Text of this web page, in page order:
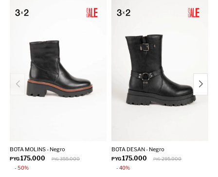
BOTA MOLINS - Negro
PYG175.000 PYG 355.000
50
BOTA DESAN - Negro
PYG175.000 PYG 295.000
40